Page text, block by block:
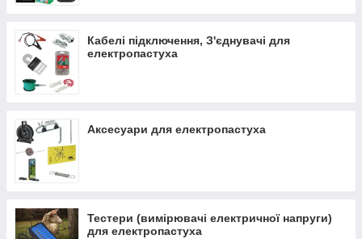
Кабелі підключення, З'єднувачі для
електропастуха
Аксесуари для електропастуха
Тестери (вимірювачі електричної напруги)
для електропастуха